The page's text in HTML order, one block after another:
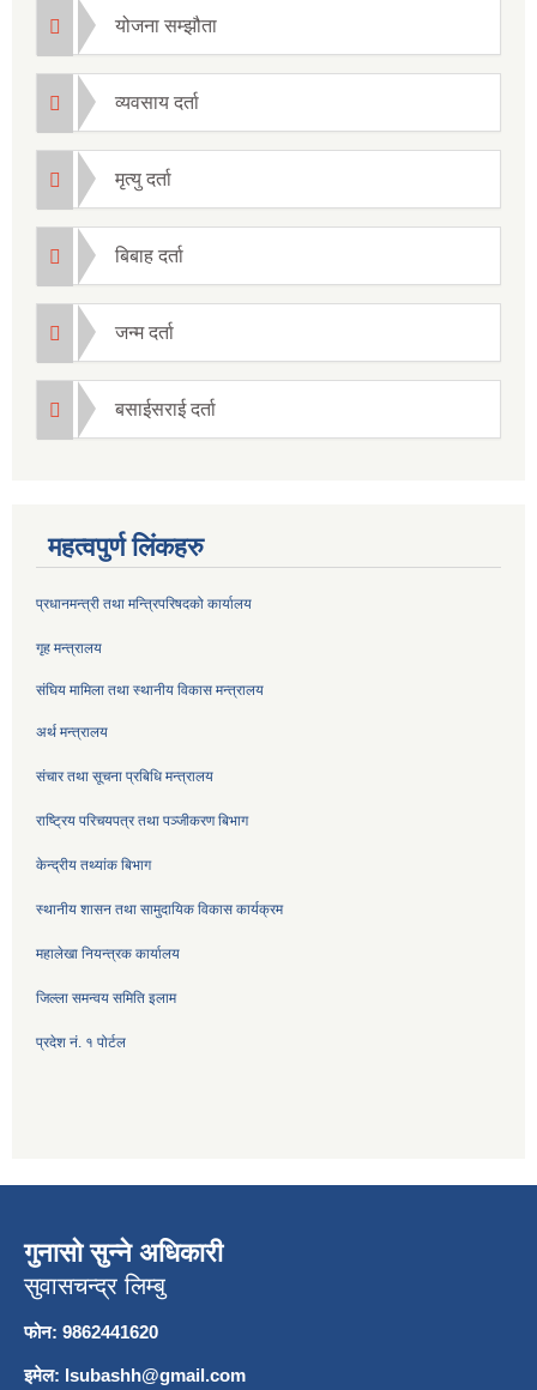
योजना सम्झौता
व्यवसाय दर्ता
मृत्यु दर्ता
बिबाह दर्ता
जन्म दर्ता
बसाईसराई दर्ता
महत्वपुर्ण लिंकहरु
प्रधानमन्त्री तथा मन्त्रिपरिषदको कार्यालय
गृह मन्त्रालय
संघिय मामिला तथा स्थानीय विकास मन्त्रालय
अर्थ मन्त्रालय
संचार तथा सूचना प्रबिधि मन्त्रालय
राष्ट्रिय परिचयपत्र तथा पञ्जीकरण बिभाग
केन्द्रीय तथ्यांक बिभाग
स्थानीय शासन तथा सामुदायिक विकास कार्यक्रम
महालेखा नियन्त्रक कार्यालय
जिल्ला समन्वय समिति इलाम
प्रदेश नं. १ पोर्टल
गुनासो सुन्ने अधिकारी
सुवासचन्द्र लिम्बु
फोन: 9862441620
इमेल: lsubashh@gmail.com